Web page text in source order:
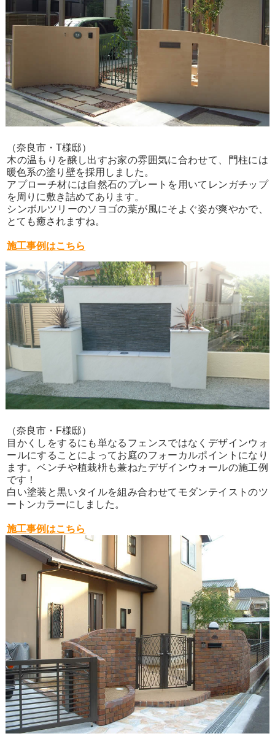
（奈良市・T様邸）
木の温もりを醸し出すお家の雰囲気に合わせて、門柱には
暖色系の塗り壁を採用しました。
アプローチ材には自然石のプレートを用いてレンガチップ
を周りに敷き詰めてあります。
シンボルツリーのソヨゴの葉が風にそよぐ姿が爽やかで、
とても癒されますね。
施工事例はこちら
（奈良市・F様邸）
目かくしをするにも単なるフェンスではなくデザインウォ
ールにすることによってお庭のフォーカルポイントになり
ます。ベンチや植栽枡も兼ねたデザインウォールの施工例
です！
白い塗装と黒いタイルを組み合わせてモダンテイストのツ
ートンカラーにしました。
施工事例はこちら